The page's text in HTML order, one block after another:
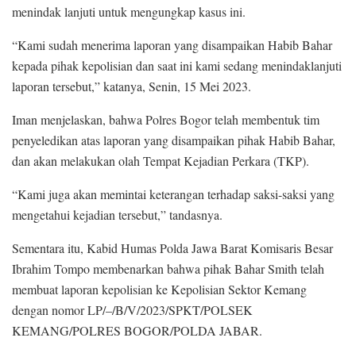
menindak lanjuti untuk mengungkap kasus ini.
“Kami sudah menerima laporan yang disampaikan Habib Bahar
kepada pihak kepolisian dan saat ini kami sedang menindaklanjuti
laporan tersebut,” katanya, Senin, 15 Mei 2023.
Iman menjelaskan, bahwa Polres Bogor telah membentuk tim
penyeledikan atas laporan yang disampaikan pihak Habib Bahar,
dan akan melakukan olah Tempat Kejadian Perkara (TKP).
“Kami juga akan memintai keterangan terhadap saksi-saksi yang
mengetahui kejadian tersebut,” tandasnya.
Sementara itu, Kabid Humas Polda Jawa Barat Komisaris Besar
Ibrahim Tompo membenarkan bahwa pihak Bahar Smith telah
membuat laporan kepolisian ke Kepolisian Sektor Kemang
dengan nomor LP/–/B/V/2023/SPKT/POLSEK
KEMANG/POLRES BOGOR/POLDA JABAR.